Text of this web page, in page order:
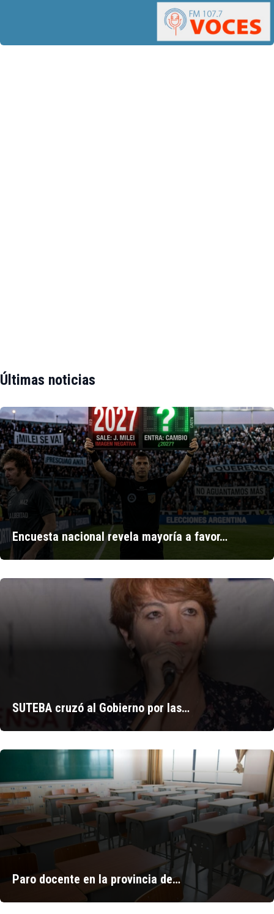
Últimas noticias
Encuesta nacional revela mayoría a favor…
SUTEBA cruzó al Gobierno por las…
Paro docente en la provincia de…